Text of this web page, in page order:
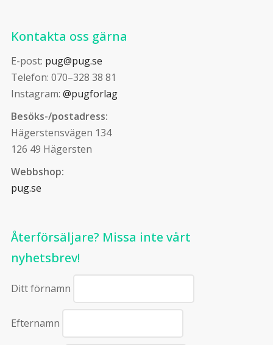
Kontakta oss gärna
E-post: pug@pug.se
Telefon: 070–328 38 81
Instagram: @pugforlag
Besöks-/postadress:
Hägerstensvägen 134
126 49 Hägersten
Webbshop:
pug.se
Återförsäljare? Missa inte vårt
nyhetsbrev!
Ditt förnamn
Efternamn